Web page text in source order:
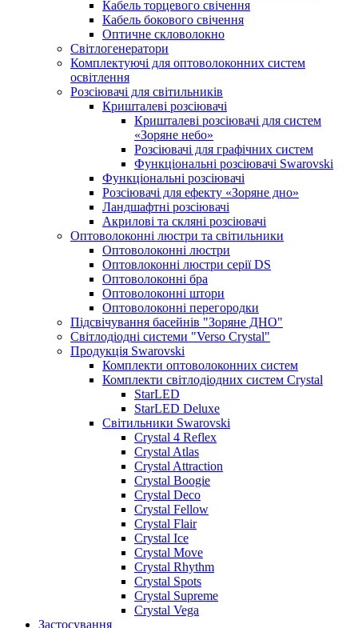
Кабель торцевого свічення
Кабель бокового свічення
Оптичне скловолокно
Світлогенератори
Комплектуючі для оптоволоконних систем
освітлення
Розсіювачі для світильників
Кришталеві розсіювачі
Кришталеві розсіювачі для систем
«Зоряне небо»
Розсіювачі для графічних систем
Функціональні розсіювачі Swarovski
Функціональні розсіювачі
Розсіювачі для ефекту «Зоряне дно»
Ландшафтні розсіювачі
Акрилові та скляні розсіювачі
Оптоволоконні люстри та світильники
Оптоволоконні люстри
Оптовлоконні люстри серії DS
Оптоволоконні бра
Оптоволоконні штори
Оптоволоконні перегородки
Підсвічування басейнів "Зоряне ДНО"
Світлодіодні системи "Verso Crystal"
Продукція Swarovski
Комплекти оптоволоконних систем
Комплекти світлодіодних систем Crystal
StarLED
StarLED Deluxe
Світильники Swarovski
Crystal 4 Reflex
Crystal Atlas
Crystal Attraction
Crystal Boogie
Crystal Deco
Crystal Fellow
Crystal Flair
Crystal Ice
Crystal Move
Crystal Rhythm
Crystal Spots
Crystal Supreme
Crystal Vega
Застосування